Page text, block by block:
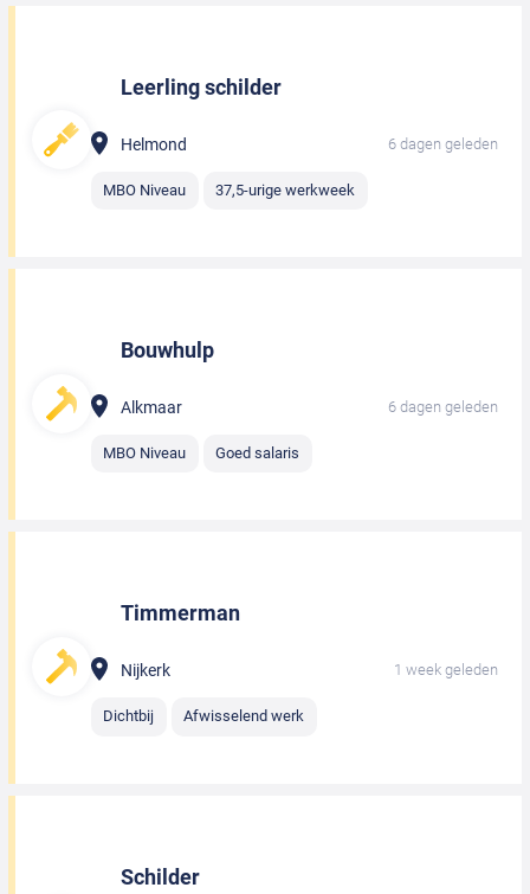
Leerling schilder
Helmond 6 dagen geleden
MBO Niveau 37,5-urige werkweek
Bouwhulp
Alkmaar 6 dagen geleden
MBO Niveau Goed salaris
Timmerman
Nijkerk 1 week geleden
Dichtbij Afwisselend werk
Schilder